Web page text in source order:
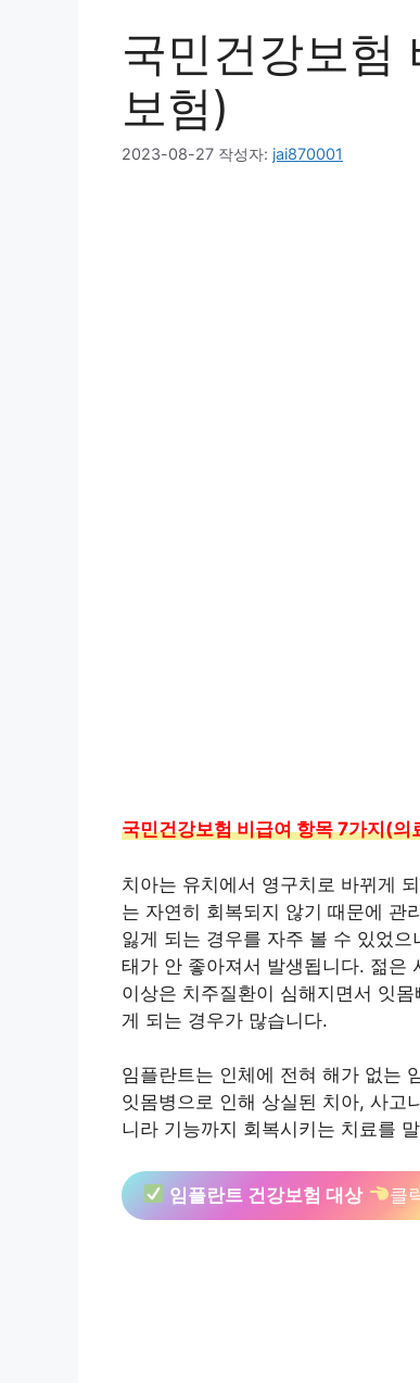
국민건강보험
보험)
2023-08-27 작성자: jai870001
국민건강보험 비급여 항목 7가지(의
치아는 유치에서 영구치로 바뀌게
는 자연히 회복되지 않기 때문에 관
잃게 되는 경우를 자주 볼 수 있었
태가 안 좋아져서 발생됩니다. 젊은
이상은 치주질환이 심해지면서 잇
게 되는 경우가 많습니다.
임플란트는 인체에 전혀 해가 없는
잇몸병으로 인해 상실된 치아, 사고
니라 기능까지 회복시키는 치료를
임플란트 건강보험 대상 클